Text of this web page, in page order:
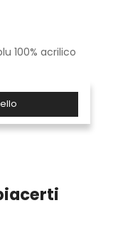
100% acrilico